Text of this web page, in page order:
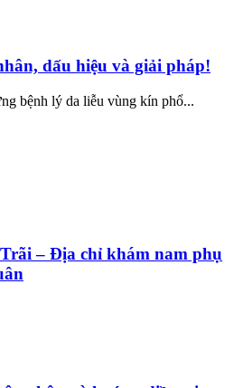
dấu hiệu và giải pháp!
bệnh lý da liễu vùng kín phổ...
– Địa chỉ khám nam phụ